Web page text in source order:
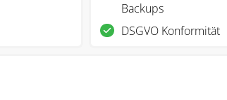
Backups
DSGVO Konformität